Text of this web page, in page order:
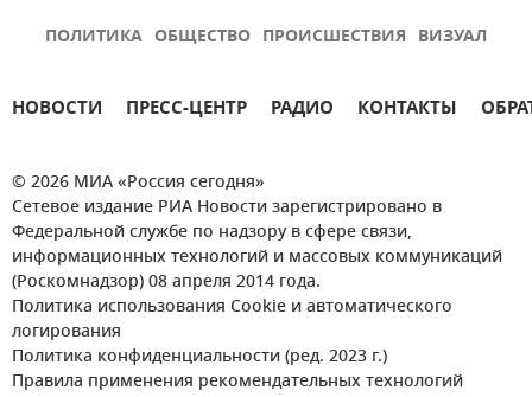
ПОЛИТИКА ОБЩЕСТВО ПРОИСШЕСТВИЯ ВИЗУАЛ
НОВОСТИ ПРЕСС-ЦЕНТР РАДИО КОНТАКТЫ
© 2026 МИА «Россия сегодня»
Сетевое издание РИА Новости зарегистрировано в
Федеральной службе по надзору в сфере связи,
информационных технологий и массовых коммуникаций
(Роскомнадзор) 08 апреля 2014 года.
Политика использования Cookie и автоматического
логирования
Политика конфиденциальности (ред. 2023 г.)
Правила применения рекомендательных технологий